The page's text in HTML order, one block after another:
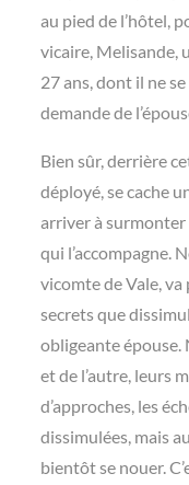
au pied de l’hôtel,
vicaire, Melisande,
27 ans, dont il ne
demande de
Bien sûr, derrière
déployé, se cache
arriver à
qui l’accompagne.
vicomte de Vale,
secrets que
obligeante épouse.
et de l’autre, leurs
d’approches, les
dissimulées, mais
bientôt se nouer.